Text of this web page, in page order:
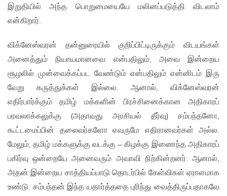
இறுதியில் அந்த பொறுமையையே மலினப்படுத்தி விடலாம்
என்கிறார்.
விக்னேஸ்வரன் தன்னுரையில் குறிப்பிட்டிருக்கும் விடயங்கள்
அனைத்தும் நியாயமானவை என்பதிலும், அவை இன்றைய
சூழலில் முன்வைக்கப்பட வேண்டும் என்பதிலும் என்னிடம் இரு
வேறு கருத்துக்கள் இல்லை. ஆனால், விக்னேஸ்வரன்
எதிர்பார்க்கும் தமிழ் மக்களின் பிரச்சினைக்கான அதிகாரப்
பரவலாக்கலுக்கு (அதாவது அரசியல் தீர்வு) சம்பந்தனோ,
கூட்டமைப்பின் தலைவர்களோ எவருமே எதிரானவர்கள் அல்ல.
மேலும், தமிழ் மக்களுக்கு வடக்கு – கிழக்கு இணைந்த அதிகாரப்
பகிர்வு ஒன்றையே அனைவரும் அவாவி நிற்கின்றனர். ஆனால்,
அதன் இன்றைய சாத்தியப்பாடு தொடர்பில் கேள்விகள் ஏராளமாக
உண்டு. சம்பந்தன் இந்த யதார்த்ததை புரிந்து வைத்திருப்பதாகவே